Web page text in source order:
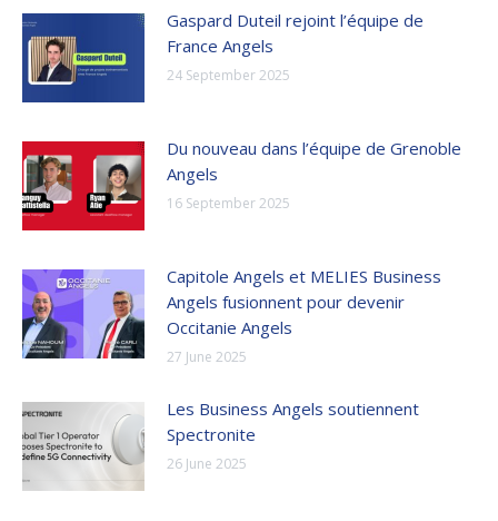
Gaspard Duteil rejoint l’équipe de
France Angels
24 September 2025
Du nouveau dans l’équipe de Grenoble
Angels
16 September 2025
Capitole Angels et MELIES Business
Angels fusionnent pour devenir
Occitanie Angels
27 June 2025
Les Business Angels soutiennent
Spectronite
26 June 2025